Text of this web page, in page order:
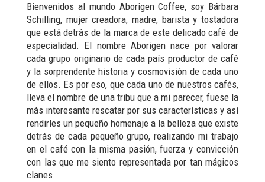
Bienvenidos al mundo Aborigen Coffee, soy Bárbara
Schilling, mujer creadora, madre, barista y tostadora
que está detrás de la marca de este delicado café de
especialidad. El nombre Aborigen nace por valorar
cada grupo originario de cada país productor de café
y la sorprendente historia y cosmovisión de cada uno
de ellos. Es por eso, que cada uno de nuestros cafés,
lleva el nombre de una tribu que a mi parecer, fuese la
más interesante rescatar por sus características y así
rendirles un pequeño homenaje a la belleza que existe
detrás de cada pequeño grupo, realizando mi trabajo
en el café con la misma pasión, fuerza y convicción
con las que me siento representada por tan mágicos
clanes.